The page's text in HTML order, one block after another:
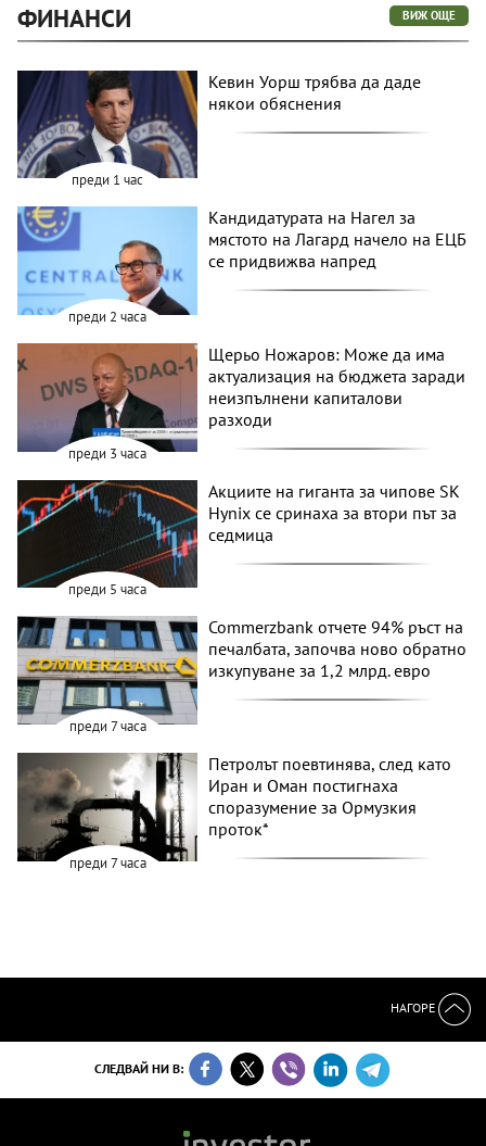
ФИНАНСИ ВИЖ ОЩЕ
преди 1 час
Кевин Уорш трябва да даде
някои обяснения
преди 2 часа
Кандидатурата на Нагел за
мястото на Лагард начело на ЕЦБ
се придвижва напред
преди 3 часа
Щерьо Ножаров: Може да има
актуализация на бюджета заради
неизпълнени капиталови
разходи
преди 5 часа
Акциите на гиганта за чипове SK
Hynix се сринаха за втори път за
седмица
преди 7 часа
Commerzbank отчете 94% ръст на
печалбата, започва ново обратно
изкупуване за 1,2 млрд. евро
преди 7 часа
Петролът поевтинява, след като
Иран и Оман постигнаха
споразумение за Ормузкия
проток*
НАГОРЕ
СЛЕДВАЙ НИ В: